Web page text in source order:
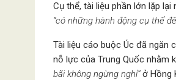
Cụ thể, tài liệu phần lớn lặp
“có những hành động cụ thể
Tài liệu cáo buộc Úc đã ngăn
nỗ lực của Trung Quốc nhằm
bãi không ngừng nghỉ”ở Hồng